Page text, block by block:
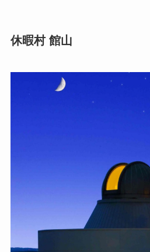
休暇村 館山